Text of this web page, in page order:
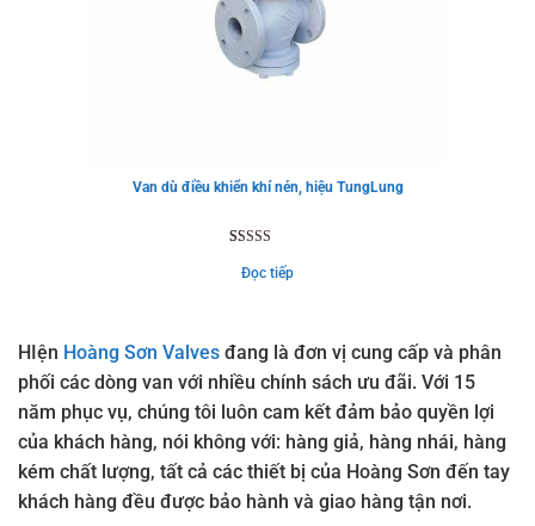
Van dù điều khiển khí nén, hiệu TungLung
dựa trên
Đọc tiếp
HIện Hoàng Sơn Valves đang là đơn vị cung cấp và phân
phối các dòng van với nhiều chính sách ưu đãi. Với 15
năm phục vụ, chúng tôi luôn cam kết đảm bảo quyền lợi
của khách hàng, nói không với: hàng giả, hàng nhái, hàng
kém chất lượng, tất cả các thiết bị của Hoàng Sơn đến tay
khách hàng đều được bảo hành và giao hàng tận nơi.